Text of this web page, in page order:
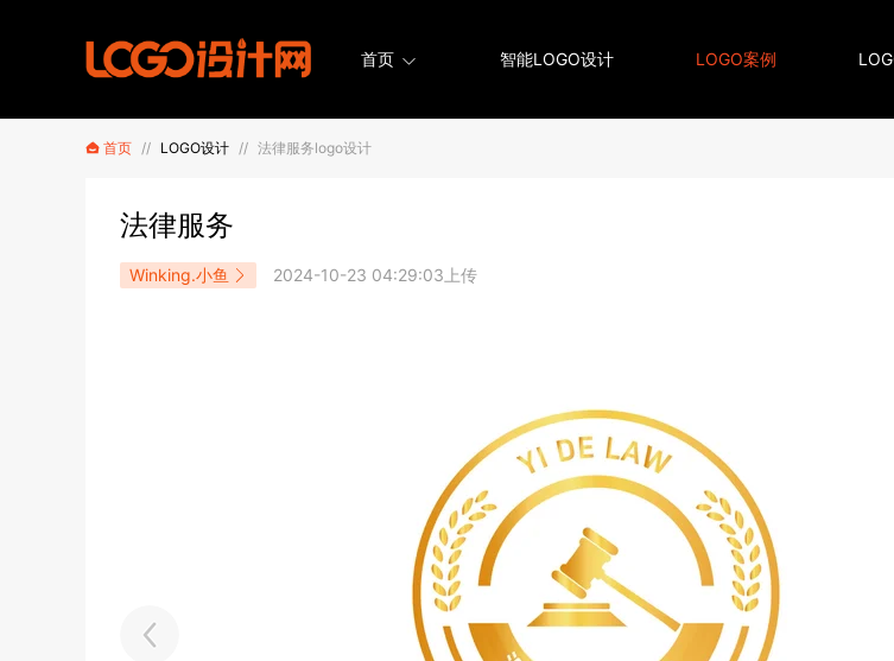
首页 智能LOGO设计 LOGO案例
首页 // LOGO设计 // 法律服务logo设计
法律服务
Winking.小鱼 2024-10-23 04:29:03上传